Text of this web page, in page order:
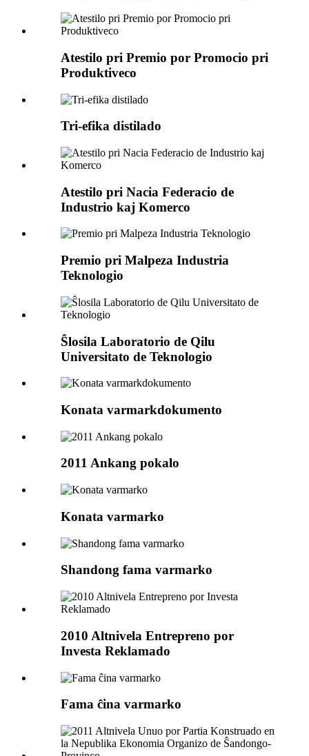
Atestilo pri Premio por Promocio pri
Produktiveco
Tri-efika distilado
Atestilo pri Nacia Federacio de
Industrio kaj Komerco
Premio pri Malpeza Industria
Teknologio
Ŝlosila Laboratorio de Qilu
Universitato de Teknologio
Konata varmarkdokumento
2011 Ankang pokalo
Konata varmarko
Shandong fama varmarko
2010 Altnivela Entrepreno por
Investa Reklamado
Fama ĉina varmarko